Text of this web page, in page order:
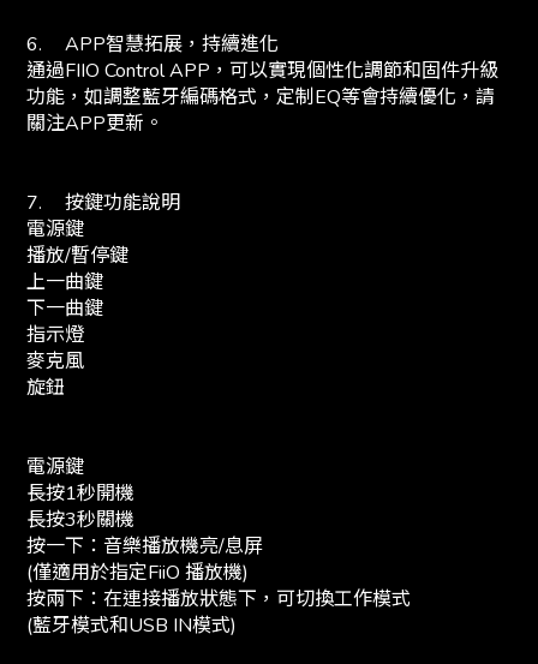
6.
APP智慧拓展，持續進化
通過FIIO Control APP，可以實現個性化調節和固件升級
功能，如調整藍牙編碼格式，定制EQ等會持續優化，請
關注APP更新。
7.
按鍵功能說明
電源鍵
播放/暫停鍵
上一曲鍵
下一曲鍵
指示燈
麥克風
旋鈕
電源鍵
長按1秒開機
長按3秒關機
按一下：音樂播放機亮/息屏
(僅適用於指定FiiO 播放機)
按兩下：在連接播放狀態下，可切換工作模式
(藍牙模式和USB IN模式)